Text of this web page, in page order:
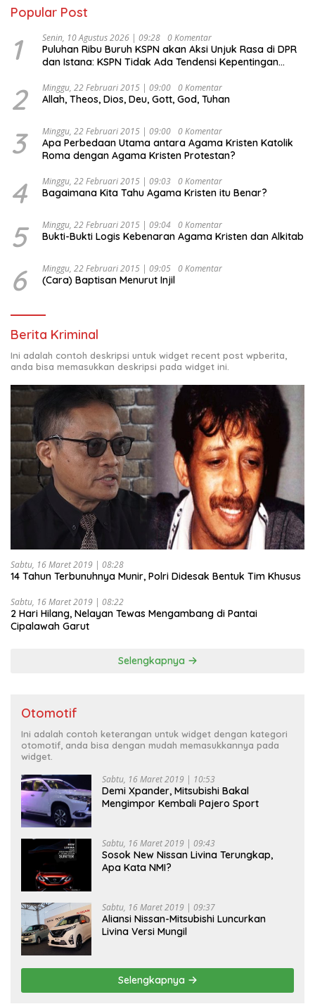
Popular Post
1 Senin, 10 Agustus 2026 | 09:28 0 Komentar
Puluhan Ribu Buruh KSPN akan Aksi Unjuk Rasa di DPR
dan Istana: KSPN Tidak Ada Tendensi Kepentingan
2 Minggu, 22 Februari 2015 | 09:00 0 Komentar
Allah, Theos, Dios, Deu, Gott, God, Tuhan
3 Minggu, 22 Februari 2015 | 09:00 0 Komentar
Apa Perbedaan Utama antara Agama Kristen Katolik
Roma dengan Agama Kristen Protestan?
4 Minggu, 22 Februari 2015 | 09:03 0 Komentar
Bagaimana Kita Tahu Agama Kristen itu Benar?
5 Minggu, 22 Februari 2015 | 09:04 0 Komentar
Bukti-Bukti Logis Kebenaran Agama Kristen dan Alkitab
6 Minggu, 22 Februari 2015 | 09:05 0 Komentar
(Cara) Baptisan Menurut Injil
Berita Kriminal
Ini adalah contoh deskripsi untuk widget recent post wpberita,
anda bisa memasukkan deskripsi pada widget ini.
Sabtu, 16 Maret 2019 | 08:28
14 Tahun Terbunuhnya Munir, Polri Didesak Bentuk Tim Khusus
Sabtu, 16 Maret 2019 | 08:22
2 Hari Hilang, Nelayan Tewas Mengambang di Pantai
Cipalawah Garut
Selengkapnya
Otomotif
Ini adalah contoh keterangan untuk widget dengan kategori
otomotif, anda bisa dengan mudah memasukkannya pada
widget.
Sabtu, 16 Maret 2019 | 10:53
Demi Xpander, Mitsubishi Bakal
Mengimpor Kembali Pajero Sport
Sabtu, 16 Maret 2019 | 09:43
Sosok New Nissan Livina Terungkap,
Apa Kata NMI?
Sabtu, 16 Maret 2019 | 09:37
Aliansi Nissan-Mitsubishi Luncurkan
Livina Versi Mungil
Selengkapnya